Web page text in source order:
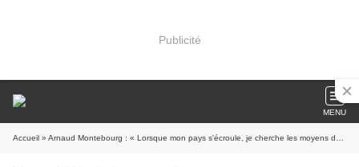
Publicité
MENU
Accueil » Arnaud Montebourg : « Lorsque mon pays s'écroule, je cherche les moyens de le relever »